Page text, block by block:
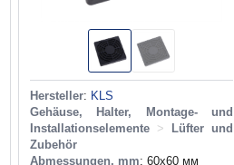
Hersteller: KLS
Gehäuse, Halter, Montage- und
Installationselemente >
Lüfter und
Zubehör
Abmessungen, mm: 60x60 мм